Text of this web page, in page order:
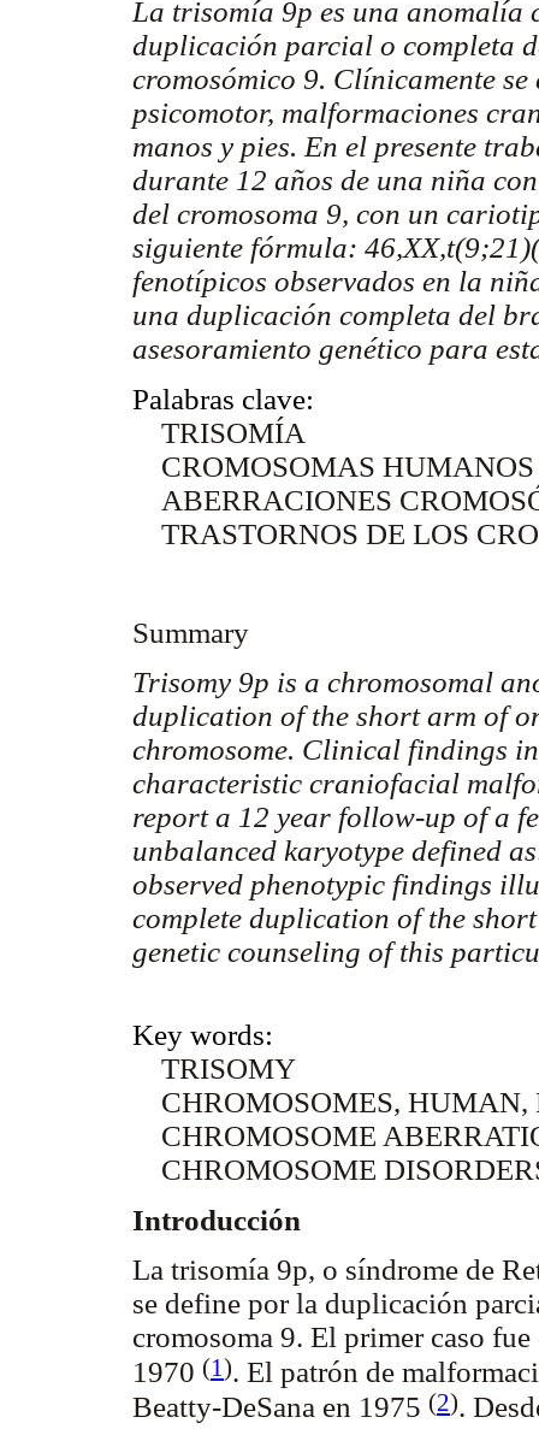
La trisomía 9p es una anomalía
duplicación parcial o completa
cromosómico 9. Clínicamente
psicomotor, malformaciones
manos y pies. En el presente
durante 12 años de una niña
del cromosoma 9, con un
siguiente fórmula:
fenotípicos observados en la
una duplicación completa del
asesoramiento genético para
Palabras clave:
TRISOMÍA
CROMOSOMAS HUMANOS
ABERRACIONES
TRASTORNOS DE LOS
Summary
Trisomy 9p is a chromosomal
duplication of the short arm of
chromosome. Clinical findings
characteristic craniofacial
report a 12 year follow-up of a
unbalanced karyotype defined
observed phenotypic findings
complete duplication of the
genetic counseling of this
Key words:
TRISOMY
CHROMOSOMES, HUMAN,
CHROMOSOME
CHROMOSOME
Introducción
La trisomía 9p, o síndrome de
se define por la duplicación
cromosoma 9. El primer caso
1970 (1). El patrón de
Beatty-DeSana en 1975 (2).